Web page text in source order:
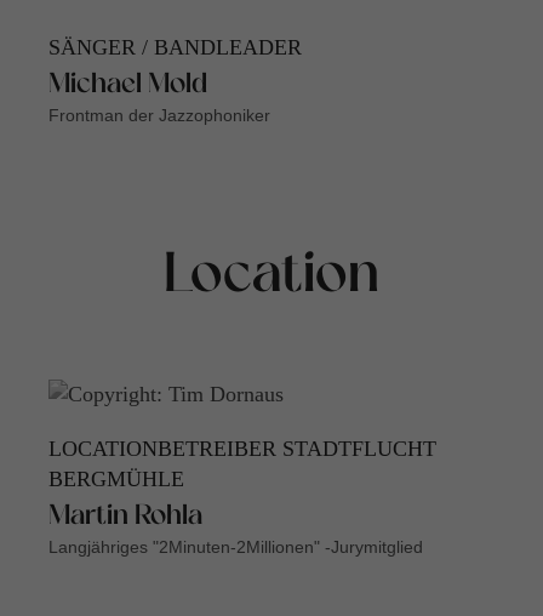
SÄNGER / BANDLEADER
Michael Mold
Frontman der Jazzophoniker
Location
LOCATIONBETREIBER STADTFLUCHT
BERGMÜHLE
Martin Rohla
Langjähriges "2Minuten-2Millionen" -Jurymitglied